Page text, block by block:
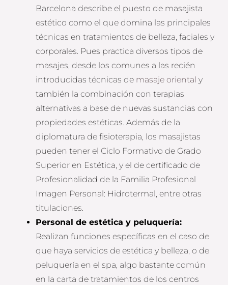
Barcelona describe el puesto de masajista
estético como el que domina las principales
técnicas en tratamientos de belleza, faciales y
corporales. Pues practica diversos tipos de
masajes, desde los comunes a las recién
introducidas técnicas de masaje orientaly
también la combinación con terapias
alternativas a base de nuevas sustancias con
propiedades estéticas. Además de la
diplomatura de fisioterapia, los masajistas
pueden tener el Ciclo Formativo de Grado
Superior en Estética, y el de certificado de
Profesionalidad de la Familia Profesional
Imagen Personal: Hidrotermal, entre otras
titulaciones.
Personal de estética y peluquería:
Realizan funciones específicas en el caso de
que haya servicios de estética y belleza, o de
peluquería en el spa, algo bastante común
en la carta de tratamientos de los centros